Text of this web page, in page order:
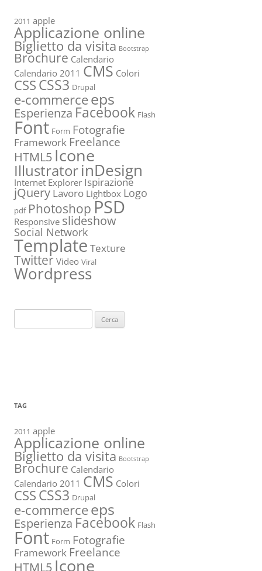
2011 apple
Applicazione online
Biglietto da visita Bootstrap
Brochure Calendario
Calendario 2011 CMS Colori
CSSCSS3 Drupal
e-commerceeps
Esperienza Facebook Flash
Font Form Fotografie
Framework Freelance
HTML5 Icone
IllustratorinDesign
Internet Explorer Ispirazione
jQuery Lavoro Lightbox Logo
pdf PhotoshopPSD
Responsive slideshow
Social Network
Template Texture
TwitterVideo Viral
Wordpress
per:
TAG
2011 apple
Applicazione online
Biglietto da visita Bootstrap
Brochure Calendario
Calendario 2011 CMS Colori
CSSCSS3 Drupal
e-commerceeps
Esperienza Facebook Flash
Font Form Fotografie
Framework Freelance
HTML5 Icone